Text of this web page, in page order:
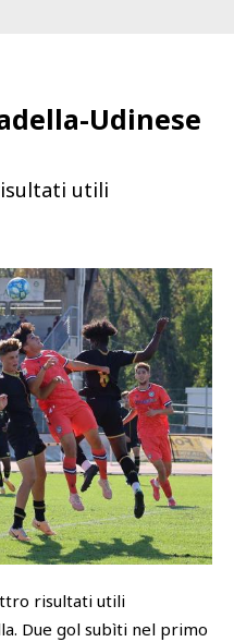
PROGRAM
Academy
Esports
STADIUM
Udinese
utili
risultati utili
Due gol subìti nel primo